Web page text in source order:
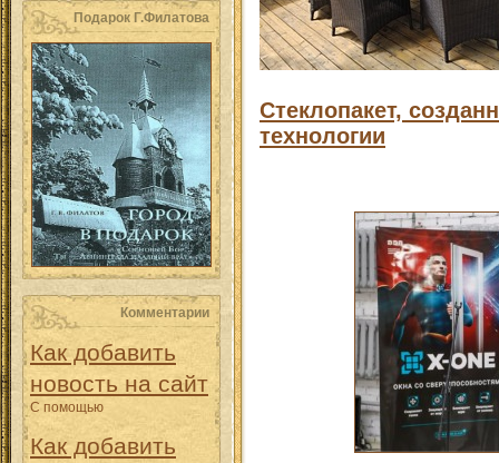
Подарок Г.Филатова
Комментарии
Как добавить
новость на сайт
С помощью
Как добавить
Стеклопакет,
технологии